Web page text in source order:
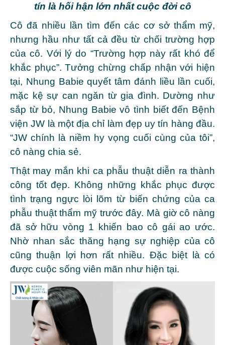
tín là hối hận lớn nhất cuộc đời cô
Cô đã nhiều lần tìm đến các cơ sở thẩm mỹ,
nhưng hầu như tất cả đều từ chối trường hợp
của cô. Với lý do “Trường hợp này rất khó để
khắc phục”. Tưởng chừng chấp nhận với hiện
tại, Nhung Babie quyết tâm đánh liều lần cuối,
mặc kệ sự can ngăn từ gia đình. Dường như
sắp từ bỏ, Nhung Babie vô tình biết đến Bệnh
viện JW là một địa chỉ làm đẹp uy tín hàng đầu.
“JW chính là niềm hy vọng cuối cùng của tôi”,
cô nàng chia sẻ.
Thật may mắn khi ca phẫu thuật diễn ra thành
công tốt đẹp. Không những khắc phục được
tình trạng ngực lòi lõm từ biến chứng của ca
phẫu thuật thẩm mỹ trước đây. Mà giờ cô nàng
đã sở hữu vòng 1 khiến bao cô gái ao ước.
Nhờ nhan sắc thăng hạng sự nghiệp của cô
cũng thuận lợi hơn rất nhiều. Đặc biệt là có
được cuộc sống viên mãn như hiện tại.